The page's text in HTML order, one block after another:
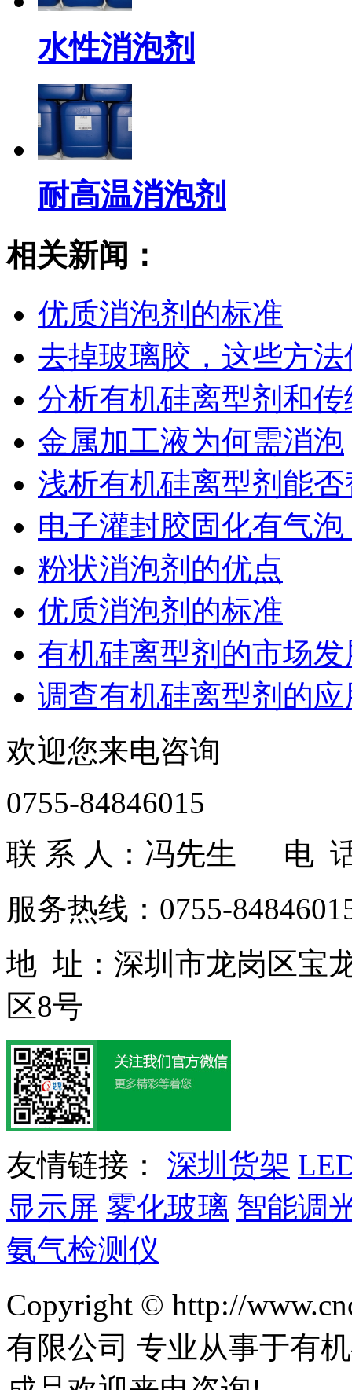
水性消泡剂
耐高温消泡剂
相关新闻：
优质消泡剂的标准
去掉玻璃胶，这些方
分析有机硅离型剂和
金属加工液为何需消泡
浅析有机硅离型剂能
电子灌封胶固化有气
粉状消泡剂的优点
优质消泡剂的标准
有机硅离型剂的市场
调查有机硅离型剂的
欢迎您来电咨询
0755-84846015
联 系 人：冯先生 电 话
服务热线：0755-
地 址：深圳市龙岗区宝
区8号
友情链接： 深圳货架
显示屏 雾化玻璃 智能调
氨气检测仪
Copyright © http://
有限公司 专业从事于有